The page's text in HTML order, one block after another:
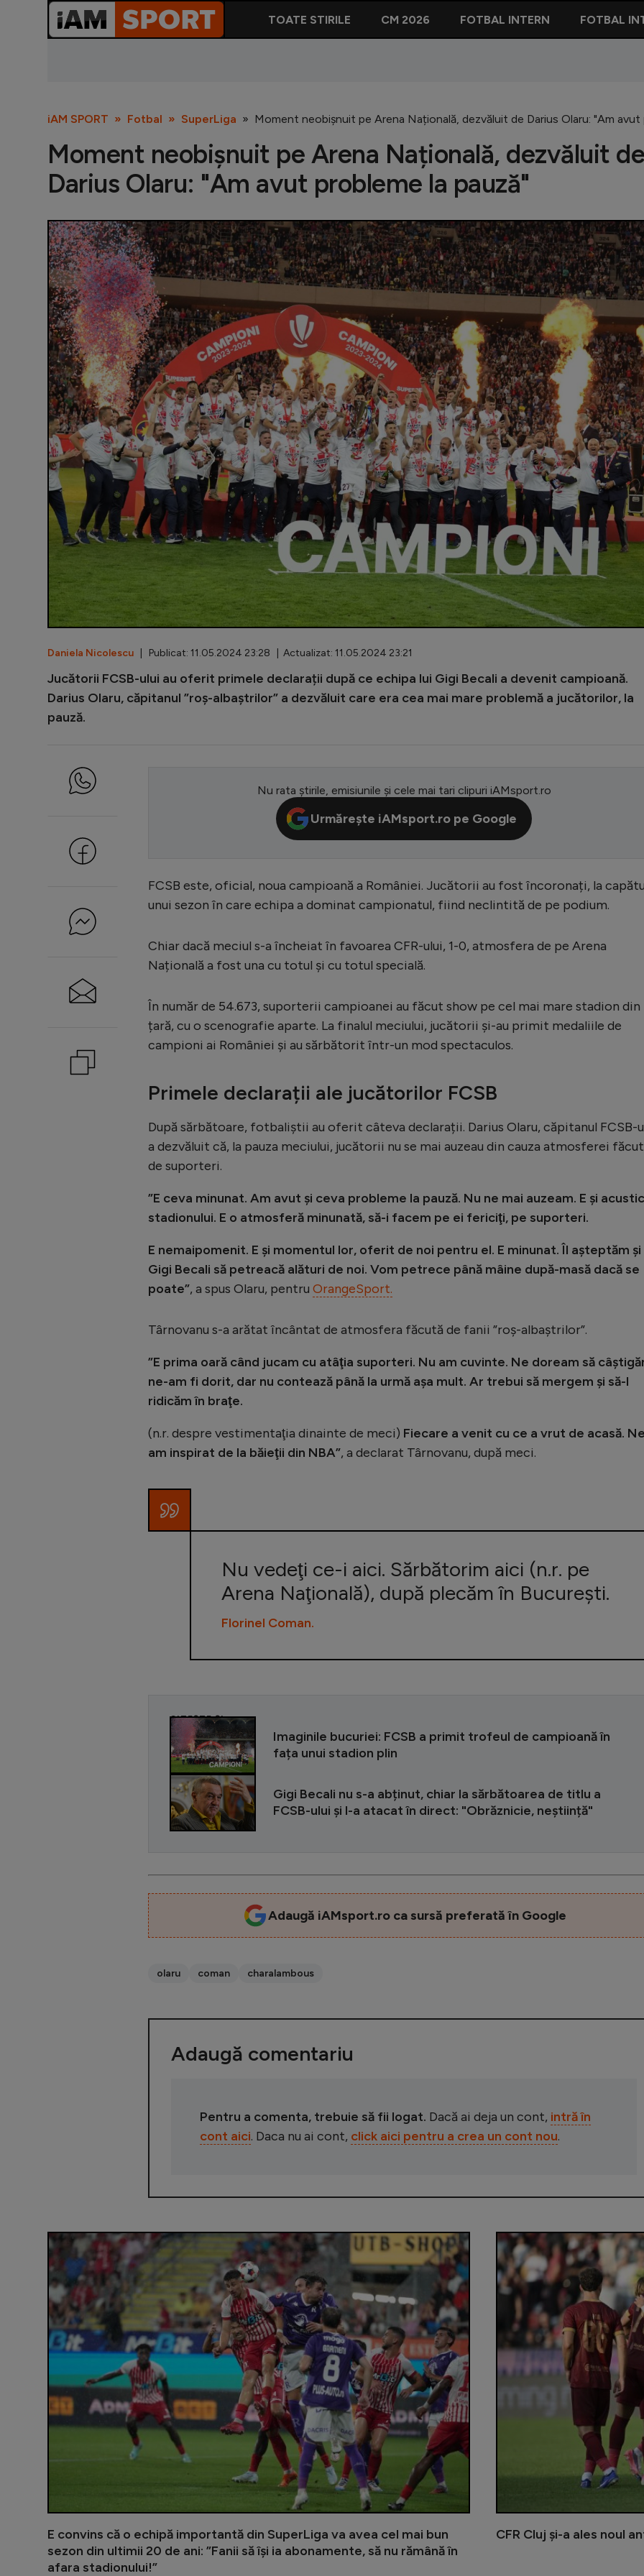
TOATE STIRILE CM 2026 FOTBAL INTERN FOTBAL
iAM SPORT Fotbal SuperLiga Moment neobișnuit pe Arena Națională, dezvăluit de Darius Olaru: "Am avut
Moment neobișnuit pe Arena Națională, dezvăluit de
Darius Olaru: "Am avut probleme la pauză"
Daniela Nicolescu | Publicat: 11.05.2024 23:28 | Actualizat: 11.05.2024 23:21
Jucătorii FCSB-ului au oferit primele declarații după ce echipa lui Gigi Becali a devenit campioană.
Darius Olaru, căpitanul ”roș-albaștrilor” a dezvăluit care era cea mai mare problemă a jucătorilor, la
pauză.
Nu rata știrile, emisiunile și cele mai tari clipuri iAMsport.ro
Urmărește iAMsport.ro pe Google
FCSB este, oficial, noua campioană a României. Jucătorii au fost încoronați, la
unui sezon în care echipa a dominat campionatul, fiind neclintită de pe podium.
Chiar dacă meciul s-a încheiat în favoarea CFR-ului, 1-0, atmosfera de pe Arena
Națională a fost una cu totul și cu totul specială.
În număr de 54.673, suporterii campioanei au făcut show pe cel mai mare stadion din
țară, cu o scenografie aparte. La finalul meciului, jucătorii și-au primit medaliile de
campioni ai României și au sărbătorit într-un mod spectaculos.
Primele declarații ale jucătorilor FCSB
După sărbătoare, fotbaliștii au oferit câteva declarații. Darius Olaru, căpitanul FCSB-
a dezvăluit că, la pauza meciului, jucătorii nu se mai auzeau din cauza atmosferei
de suporteri.
”E ceva minunat. Am avut şi ceva probleme la pauză. Nu ne mai auzeam. E şi
stadionului. E o atmosferă minunată, să-i facem pe ei fericiţi, pe suporteri.
E nemaipomenit. E şi momentul lor, oferit de noi pentru el. E minunat. Îl aşteptăm
Gigi Becali să petreacă alături de noi. Vom petrece până mâine după-masă dacă se
poate”, a spus Olaru, pentru OrangeSport.
Târnovanu s-a arătat încântat de atmosfera făcută de fanii ”roș-albaștrilor”.
”E prima oară când jucam cu atâţia suporteri. Nu am cuvinte. Ne doream să
ne-am fi dorit, dar nu contează până la urmă aşa mult. Ar trebui să mergem şi să-l
ridicăm în braţe.
(n.r. despre vestimentaţia dinainte de meci) Fiecare a venit cu ce a vrut de acasă.
am inspirat de la băieţii din NBA”, a declarat Târnovanu, după meci.
Nu vedeţi ce-i aici. Sărbătorim aici (n.r. pe
Arena Naţională), după plecăm în Bucureşti.
Florinel Coman.
CITEȘTE ȘI
Imaginile bucuriei: FCSB a primit trofeul de campioană în
fața unui stadion plin
Gigi Becali nu s-a abținut, chiar la sărbătoarea de titlu a
FCSB-ului și l-a atacat în direct: "Obrăznicie, neștiință"
Adaugă iAMsport.ro ca sursă preferată în Google
olaru coman charalambous
Adaugă comentariu
Pentru a comenta, trebuie să fii logat. Dacă ai deja un cont, intră în
cont aici. Daca nu ai cont, click aici pentru a crea un cont nou.
E convins că o echipă importantă din SuperLiga va avea cel mai bun
sezon din ultimii 20 de ani: ”Fanii să își ia abonamente, să nu rămână în
afara stadionului!”
CFR Cluj și-a ales noul